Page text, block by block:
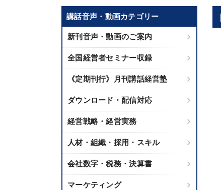
講話音声・動画カテゴリー
新刊音声・動画のご案内
全国経営者セミナー収録
《定期刊行》月刊講話経営塾
ダウンロード・配信対応
経営戦略・経営実務
人材・組織・採用・スキル
会社数字・税務・決算書
マーケティング